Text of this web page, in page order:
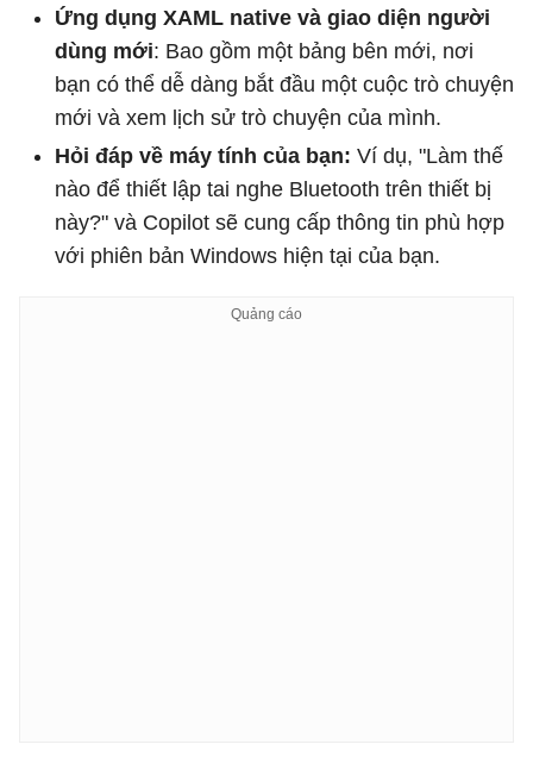
Ứng dụng XAML native và giao diện người
dùng mới: Bao gồm một bảng bên mới, nơi
bạn có thể dễ dàng bắt đầu một cuộc trò chuyện
mới và xem lịch sử trò chuyện của mình.
Hỏi đáp về máy tính của bạn: Ví dụ, "Làm thế
nào để thiết lập tai nghe Bluetooth trên thiết bị
này?" và Copilot sẽ cung cấp thông tin phù hợp
với phiên bản Windows hiện tại của bạn.